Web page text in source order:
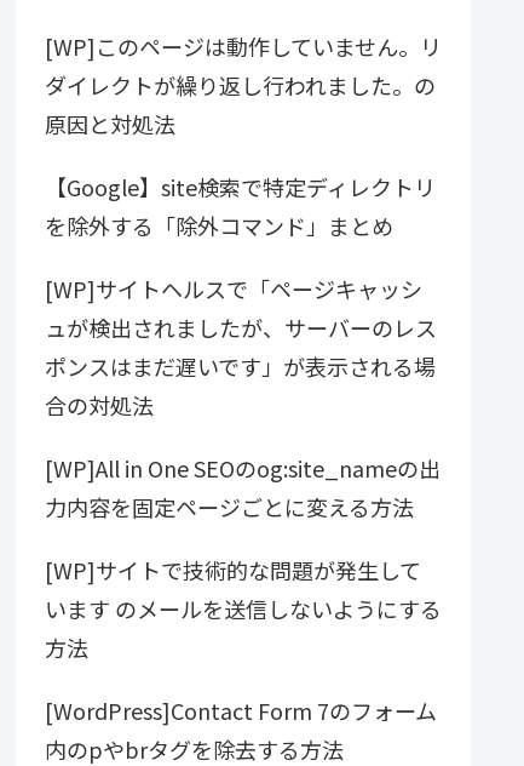
[WP]このページは動作していません。リ
ダイレクトが繰り返し行われました。の
原因と対処法
【Google】site検索で特定ディレクトリ
を除外する「除外コマンド」まとめ
[WP]サイトヘルスで「ページキャッシ
ュが検出されましたが、サーバーのレス
ポンスはまだ遅いです」が表示される場
合の対処法
[WP]All in One SEOのog:site_nameの出
力内容を固定ページごとに変える方法
[WP]サイトで技術的な問題が発生して
います のメールを送信しないようにする
方法
[WordPress]Contact Form 7のフォーム
内のpやbrタグを除去する方法